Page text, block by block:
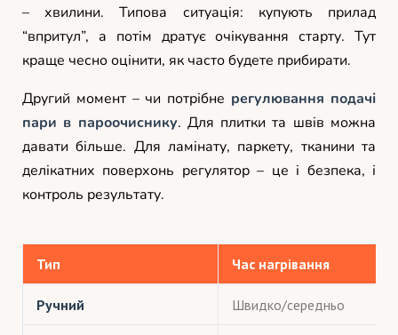
– хвилини. Типова ситуація: купують прилад
“впритул”, а потім дратує очікування старту. Тут
краще чесно оцінити, як часто будете прибирати.
Другий момент – чи потрібне регулювання подачі
пари в пароочиснику. Для плитки та швів можна
давати більше. Для ламінату, паркету, тканини та
делікатних поверхонь регулятор – це і безпека, і
контроль результату.
Тип Час нагрівання
Ручний Швидко/середньо